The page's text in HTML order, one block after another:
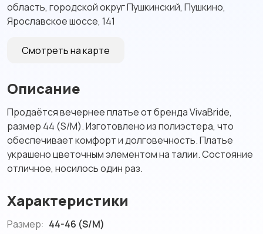
область, городской округ Пушкинский, Пушкино,
Ярославское шоссе, 141
Смотреть на карте
Описание
Продаётся вечернее платье от бренда VivaBride,
размер 44 (S/M). Изготовлено из полиэстера, что
обеспечивает комфорт и долговечность. Платье
украшено цветочным элементом на талии. Состояние
отличное, носилось один раз.
Характеристики
Размер: 44-46 (S/M)